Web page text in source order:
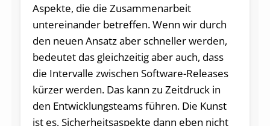
Aspekte, die die Zusammenarbeit
untereinander betreffen. Wenn wir durch
den neuen Ansatz aber schneller werden,
bedeutet das gleichzeitig aber auch, dass
die Intervalle zwischen Software-Releases
kürzer werden. Das kann zu Zeitdruck in
den Entwicklungsteams führen. Die Kunst
ist es, Sicherheitsaspekte dann eben nicht